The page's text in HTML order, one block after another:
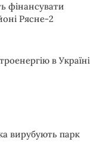
фінансувати
Рясне-2
в Україні
вирубують парк